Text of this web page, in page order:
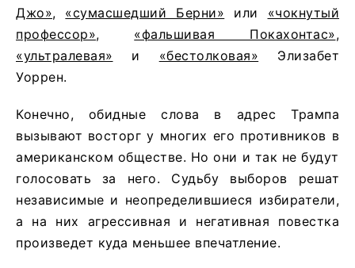
Джо», «сумасшедший Берни» или «чокнутый
профессор», «фальшивая Покахонтас»,
«ультралевая» и «бестолковая» Элизабет
Уоррен.
Конечно, обидные слова в адрес Трампа
вызывают восторг у многих его противников в
американском обществе. Но они и так не будут
голосовать за него. Судьбу выборов решат
независимые и неопределившиеся избиратели,
а на них агрессивная и негативная повестка
произведет куда меньшее впечатление.